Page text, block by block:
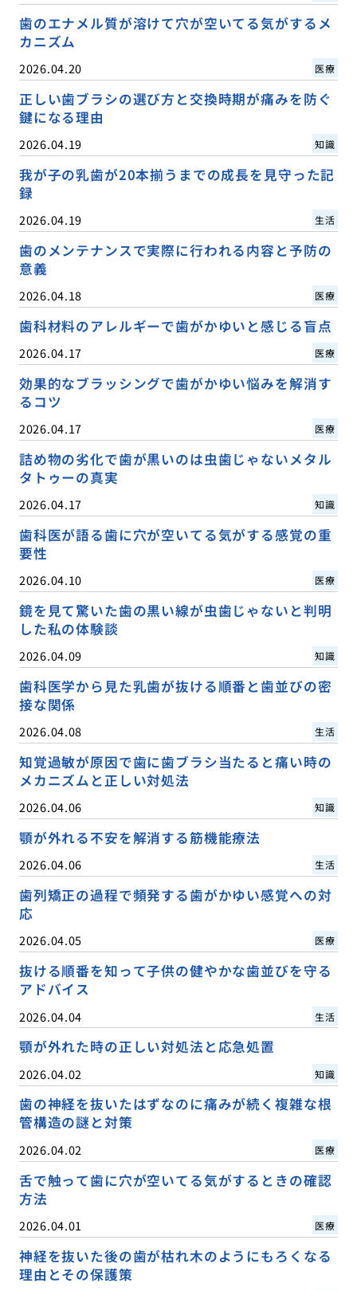
歯のエナメル質が溶けて穴が空いてる気がするメ
カニズム
2026.04.20 医療
正しい歯ブラシの選び方と交換時期が痛みを防ぐ
鍵になる理由
2026.04.19 知識
我が子の乳歯が20本揃うまでの成長を見守った記
録
2026.04.19 生活
歯のメンテナンスで実際に行われる内容と予防の
意義
2026.04.18 医療
歯科材料のアレルギーで歯がかゆいと感じる盲点
2026.04.17 医療
効果的なブラッシングで歯がかゆい悩みを解消す
るコツ
2026.04.17 医療
詰め物の劣化で歯が黒いのは虫歯じゃないメタル
タトゥーの真実
2026.04.17 知識
歯科医が語る歯に穴が空いてる気がする感覚の重
要性
2026.04.10 医療
鏡を見て驚いた歯の黒い線が虫歯じゃないと判明
した私の体験談
2026.04.09 知識
歯科医学から見た乳歯が抜ける順番と歯並びの密
接な関係
2026.04.08 生活
知覚過敏が原因で歯に歯ブラシ当たると痛い時の
メカニズムと正しい対処法
2026.04.06 知識
顎が外れる不安を解消する筋機能療法
2026.04.06 生活
歯列矯正の過程で頻発する歯がかゆい感覚への対
応
2026.04.05 医療
抜ける順番を知って子供の健やかな歯並びを守る
アドバイス
2026.04.04 生活
顎が外れた時の正しい対処法と応急処置
2026.04.02 知識
歯の神経を抜いたはずなのに痛みが続く複雑な根
管構造の謎と対策
2026.04.02 医療
舌で触って歯に穴が空いてる気がするときの確認
方法
2026.04.01 医療
神経を抜いた後の歯が枯れ木のようにもろくなる
理由とその保護策